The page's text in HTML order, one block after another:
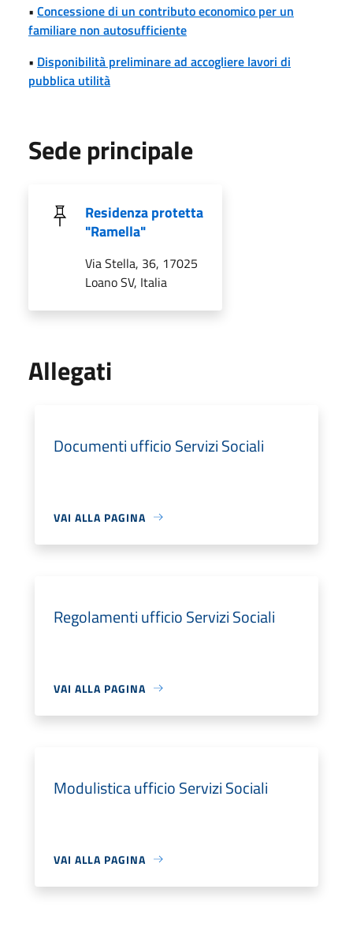
• Concessione di un contributo economico per un
familiare non autosufficiente
• Disponibilità preliminare ad accogliere lavori di
pubblica utilità
Sede principale
Residenza protetta
"Ramella"
Via Stella, 36, 17025
Loano SV, Italia
Allegati
Documenti ufficio Servizi Sociali
VAI ALLA PAGINA
Regolamenti ufficio Servizi Sociali
VAI ALLA PAGINA
Modulistica ufficio Servizi Sociali
VAI ALLA PAGINA